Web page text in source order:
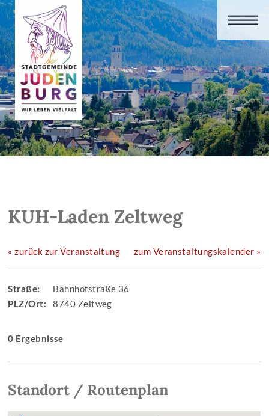
KUH-Laden Zeltweg
« zurück zur Veranstaltung zum Veranstaltungskalender »
Straße:
Bahnhofstraße 36
PLZ/Ort:
8740 Zeltweg
0 Ergebnisse
Standort / Routenplan